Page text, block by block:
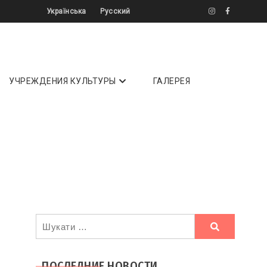
Українська Русский
УЧРЕЖДЕНИЯ КУЛЬТУРЫ ГАЛЕРЕЯ
Ви
шукали